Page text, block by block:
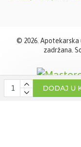
DODAJ U
© 2026.
zadržana.